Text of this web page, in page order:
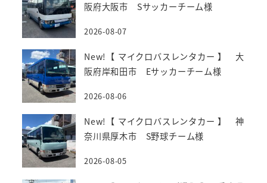
阪府大阪市 Sサッカーチーム様
2026-08-07
New!【 マイクロバスレンタカー 】 大
阪府岸和田市 Eサッカーチーム様
2026-08-06
New!【 マイクロバスレンタカー 】 神
奈川県厚木市 S野球チーム様
2026-08-05